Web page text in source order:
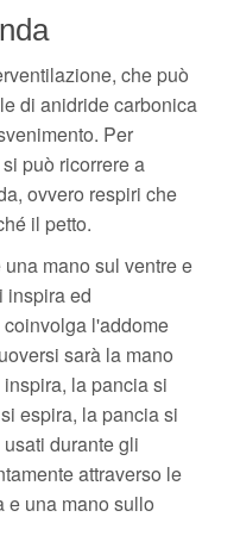
che può
di anidride carbonica
Per
può ricorrere a
ovvero respiri che
il petto.
mano sul ventre e
inspira ed
l'addome
sarà la mano
la pancia si
espira, la pancia si
durante gli
attraverso le
e una mano sullo